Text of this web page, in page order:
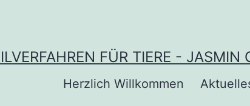
FÜR TIERE - JASMIN
Herzlich Willkommen